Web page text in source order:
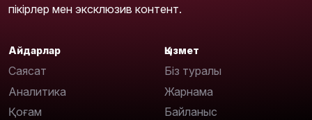
пікірлер мен эксклюзив контент.
Айдарлар
Саясат
Аналитика
Қоғам
Қызмет
Біз туралы
Жарнама
Байланыс